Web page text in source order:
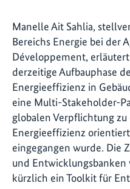
Manelle Ait Sahlia,
Bereichs Energie bei der
Développement,
derzeitige Aufbauphase
Energieeffizienz in
eine Multi-Stakeholder-
globalen Verpflichtung
Energieeffizienz
eingegangen wurde. Die
und
kürzlich ein Toolkit für